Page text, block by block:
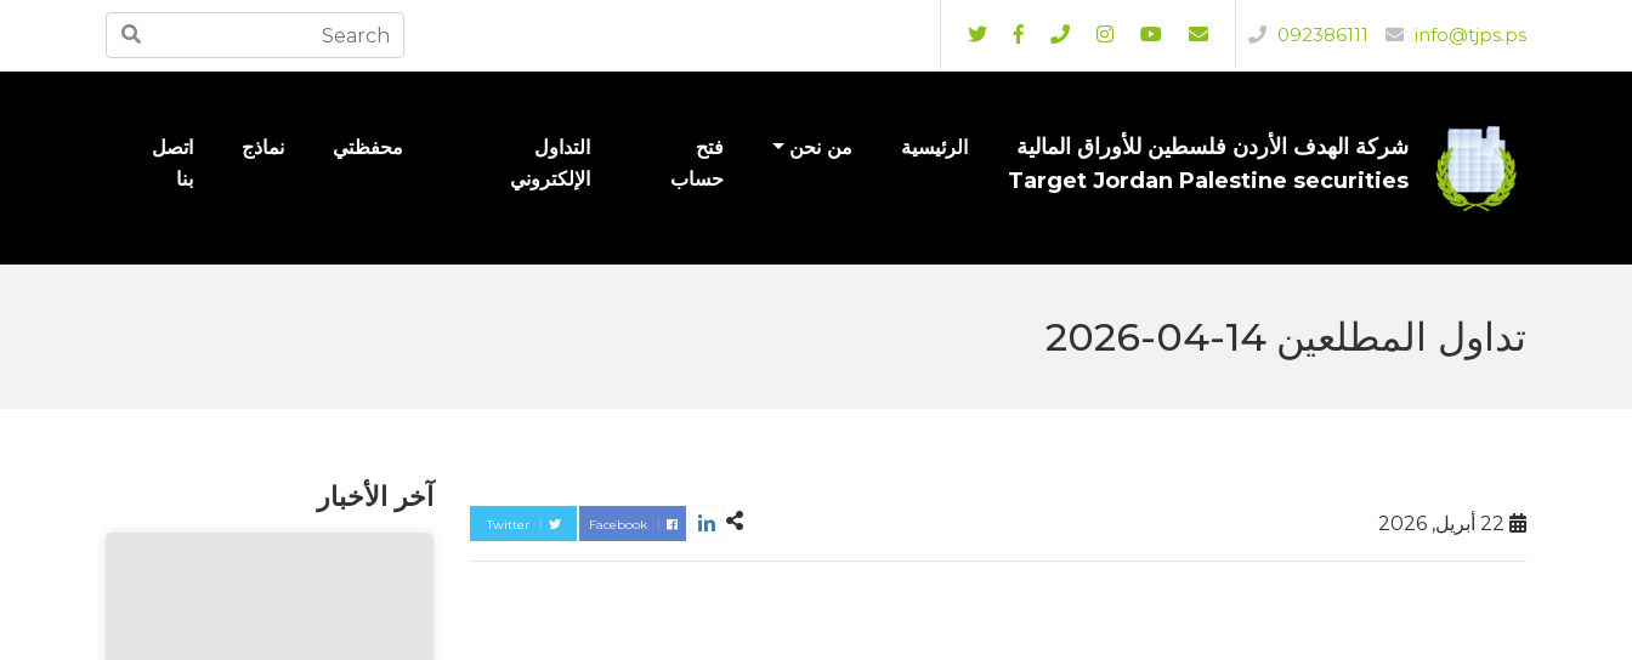
info@tjps.ps
092386111
شركة الهدف الأردن فلسطين للأوراق المالية
Target Jordan Palestine securities
الرئيسية من نحن
فتح
حساب
التداول
الإلكتروني
محفظتي نماذج
اتصل
بنا
تداول المطلعين 14-04-2026
Twitter Facebook
آخر الأخبار